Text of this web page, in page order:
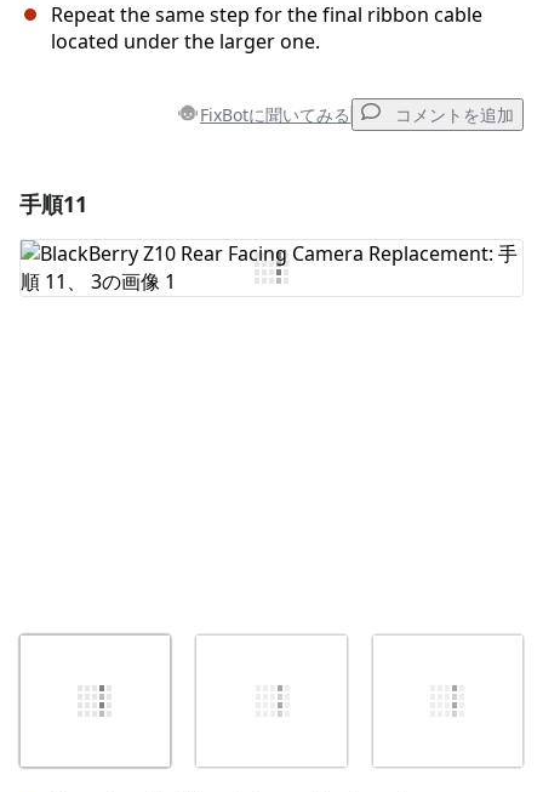
Repeat the same step for the final ribbon cable
located under the larger one.
FixBotに聞いてみる コメントを追加
コメントを追加
手順11